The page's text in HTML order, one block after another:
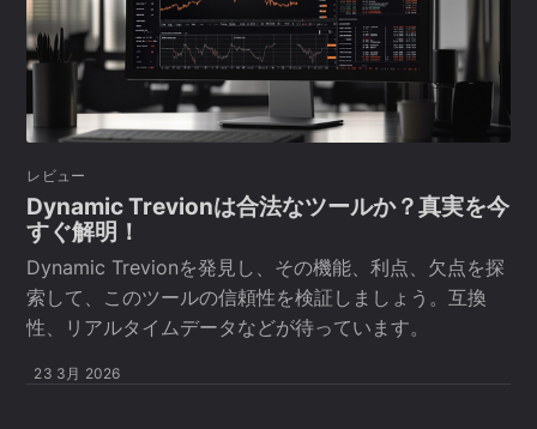
レビュー
Dynamic Trevionは合法なツールか？真実を今
すぐ解明！
Dynamic Trevionを発見し、その機能、利点、欠点を探
索して、このツールの信頼性を検証しましょう。互換
性、リアルタイムデータなどが待っています。
23 3月 2026